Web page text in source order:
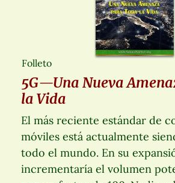
Folleto
5G—Una Nueva
la Vida
El más reciente estándar de
móviles está actualmente
todo el mundo. En su
incrementaría el volumen